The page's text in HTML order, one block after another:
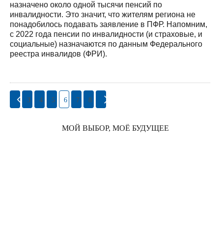
назначено около одной тысячи пенсий по
инвалидности. Это значит, что жителям региона не
понадобилось подавать заявление в ПФР. Напомним,
с 2022 года пенсии по инвалидности (и страховые, и
социальные) назначаются по данным Федерального
реестра инвалидов (ФРИ).
3 4 5 6 7 8
МОЙ ВЫБОР, МОЁ БУДУЩЕЕ